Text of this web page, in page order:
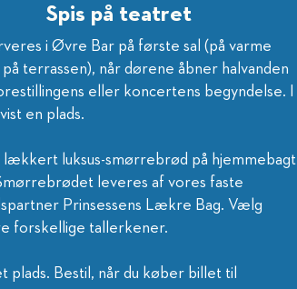
Spis på teatret
i Øvre Bar på første sal (på varme
på terrassen), når dørene åbner halvanden
eller koncertens begyndelse. I
en plads.
lækkert luksus-smørrebrød på hjemmebagt
leveres af vores faste
Prinsessens Lækre Bag. Vælg
forskellige tallerkener.
plads. Bestil, når du køber billet til